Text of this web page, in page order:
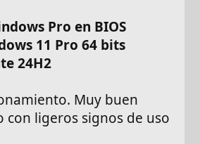
Pro en BIOS
11 Pro 64 bits
24H2
Muy buen
con ligeros signos de uso